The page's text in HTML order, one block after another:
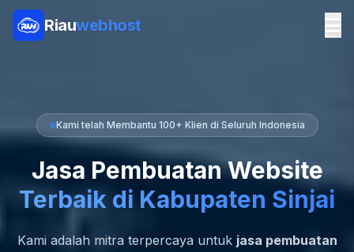
Riauwebhost
Kami telah Membantu 100+ Klien di Seluruh Indonesia
Jasa Pembuatan Website
Terbaik di Kabupaten Sinjai
Kami adalah mitra terpercaya untuk jasa pembuatan